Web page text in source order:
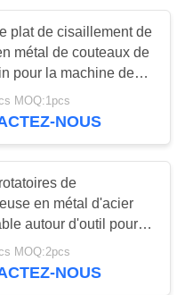
plat de cisaillement de
métal de couteaux de
pour la machine de
MOQ:1pcs
NOUS
de
en métal d'acier
autour d'outil pour la
la ligne
MOQ:2pcs
NOUS